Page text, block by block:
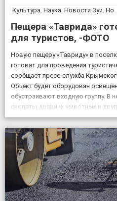
Культура, Наука, Новости Зуи, Новости Крыма
Пещера «Таврида»
для туристов, -ФОТО
Новую пещеру «Тавриду» в
готовят для проведения
сообщает пресс-служба
Объект будет оборудован
обустраивают входную группу. В
скелеты древних животных и
возле пещеры появится музей и
пресс-служба КФУ Дата открытия